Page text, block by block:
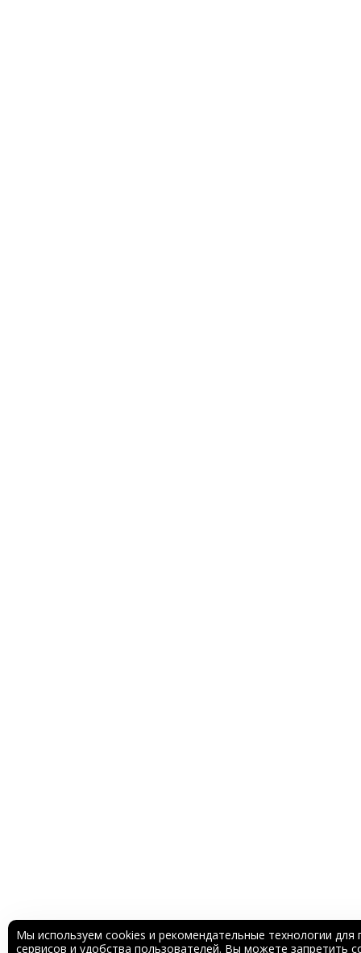
Мы используем cookies и рекомендательные технологии для
сервисов и удобства пользователей. Вы можете запретить